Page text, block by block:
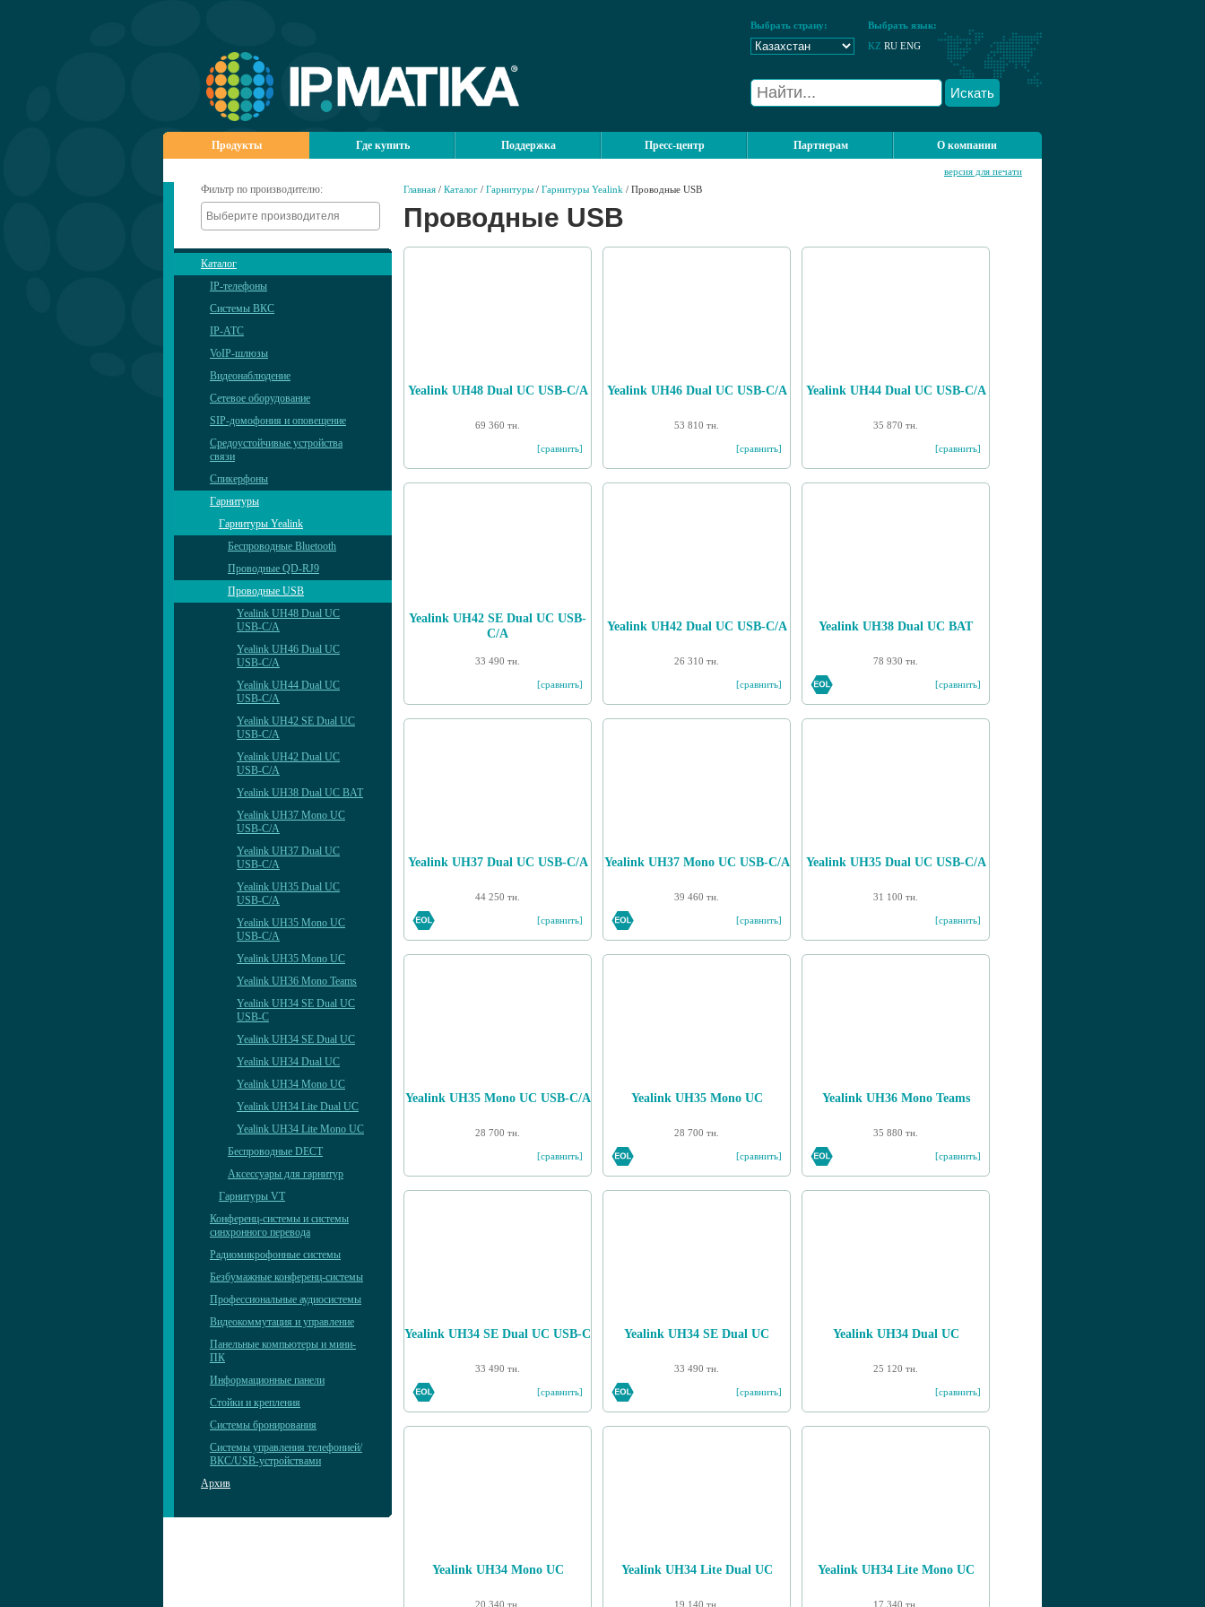
Выбрать страну:
Выбрать язык:
KZ RU ENG
Искать
Продукты Где купить Поддержка Пресс-центр Партнерам О компании
Фильтр по производителю:
Каталог
IP-телефоны
Системы ВКС
IP-АТС
VoIP-шлюзы
Видеонаблюдение
Сетевое оборудование
SIP-домофония и оповещение
Средоустойчивые устройства
связи
Спикерфоны
Гарнитуры
Гарнитуры Yealink
Беспроводные Bluetooth
Проводные QD-RJ9
Проводные USB
Yealink UH48 Dual UC
USB-C/A
Yealink UH46 Dual UC
USB-C/A
Yealink UH44 Dual UC
USB-C/A
Yealink UH42 SE Dual UC
USB-C/A
Yealink UH42 Dual UC
USB-C/A
Yealink UH38 Dual UC BAT
Yealink UH37 Mono UC
USB-C/A
Yealink UH37 Dual UC
USB-C/A
Yealink UH35 Dual UC
USB-C/A
Yealink UH35 Mono UC
USB-C/A
Yealink UH35 Mono UC
Yealink UH36 Mono Teams
Yealink UH34 SE Dual UC
USB-C
Yealink UH34 SE Dual UC
Yealink UH34 Dual UC
Yealink UH34 Mono UC
Yealink UH34 Lite Dual UC
Yealink UH34 Lite Mono UC
Беспроводные DECT
Аксессуары для гарнитур
Гарнитуры VT
Конференц-системы и системы
синхронного перевода
Радиомикрофонные системы
Безбумажные конференц-системы
Профессиональные аудиосистемы
Видеокоммутация и управление
Панельные компьютеры и мини-
ПК
Информационные панели
Стойки и крепления
Системы бронирования
Системы управления телефонией/
ВКС/USB-устройствами
Архив
Главная / Каталог / Гарнитуры / Гарнитуры Yealink / Проводные USB
версия для печати
Проводные USB
Yealink UH48 Dual UC USB-C/A
69 360 тн.
[сравнить]
Yealink UH46 Dual UC USB-C/A
53 810 тн.
[сравнить]
Yealink UH44 Dual UC USB-C/A
35 870 тн.
[сравнить]
Yealink UH42 SE Dual UC USB-
C/A
33 490 тн.
[сравнить]
Yealink UH42 Dual UC USB-C/A
26 310 тн.
[сравнить]
Yealink UH38 Dual UC BAT
78 930 тн.
[сравнить]
Yealink UH37 Dual UC USB-C/A
44 250 тн.
[сравнить]
Yealink UH37 Mono UC USB-C/A
39 460 тн.
[сравнить]
Yealink UH35 Dual UC USB-C/A
31 100 тн.
[сравнить]
Yealink UH35 Mono UC USB-C/A
28 700 тн.
[сравнить]
Yealink UH35 Mono UC
28 700 тн.
[сравнить]
Yealink UH36 Mono Teams
35 880 тн.
[сравнить]
Yealink UH34 SE Dual UC USB-C
33 490 тн.
[сравнить]
Yealink UH34 SE Dual UC
33 490 тн.
[сравнить]
Yealink UH34 Dual UC
25 120 тн.
[сравнить]
Yealink UH34 Mono UC
20 340 тн.
Yealink UH34 Lite Dual UC
19 140 тн.
Yealink UH34 Lite Mono UC
17 340 тн.